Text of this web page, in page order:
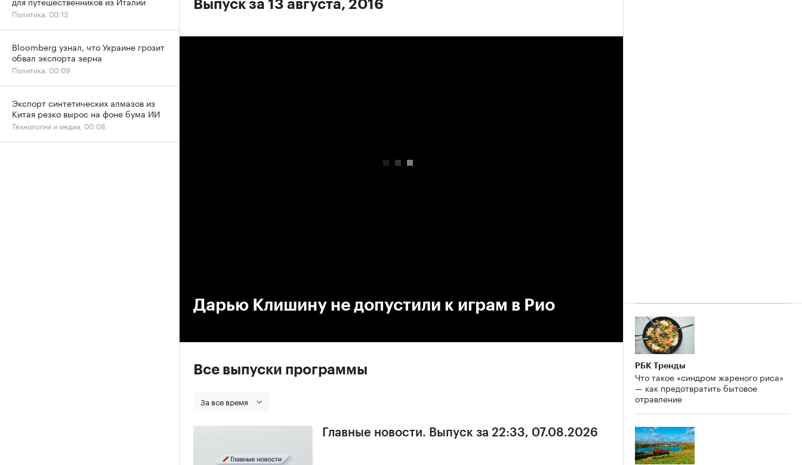
Выпуск за 13 августа, 2016
Дарью Клишину не допустили к играм в Рио
Все выпуски программы
За все время
Главные новости. Выпуск за 22:33, 07.08.2026
РБК Тренды
Что такое «синдром жареного риса»
— как предотвратить бытовое
отравление
Политика, 00:13
Bloomberg узнал, что Украине грозит
обвал экспорта зерна
Политика, 00:09
Экспорт синтетических алмазов из
Китая резко вырос на фоне бума ИИ
Технологии и медиа, 00:08